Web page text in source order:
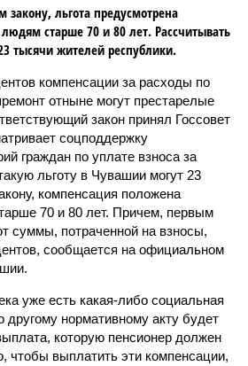
закону, льгота предусмотрена
старше 70 и 80 лет. Рассчитывать
тысячи жителей республики.
компенсации за расходы по
отныне могут престарелые
закон принял Госсовет
соцподдержку
граждан по уплате взноса за
льготу в Чувашии могут 23
компенсация положена
70 и 80 лет. Причем, первым
суммы, потраченной на взносы,
сообщается на официальном
уже есть какая-либо социальная
нормативному акту будет
которую пенсионер должен
чтобы выплатить эти компенсации,